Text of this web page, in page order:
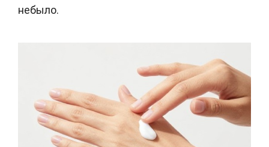
небыло.